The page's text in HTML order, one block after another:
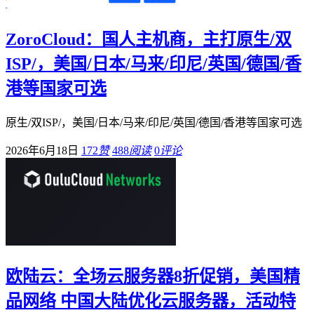
ZoroCloud：国人主机商，主打原生/双
ISP/，美国/日本/马来/印尼/英国/德国/香
港等国家可选
原生/双ISP/，美国/日本/马来/印尼/英国/德国/香港等国家可选
2026年6月18日 172赞 488阅读 0评论
欧陆云：全场云服务器8折促销，美国精
品网络 中国大陆优化云服务器，活动特